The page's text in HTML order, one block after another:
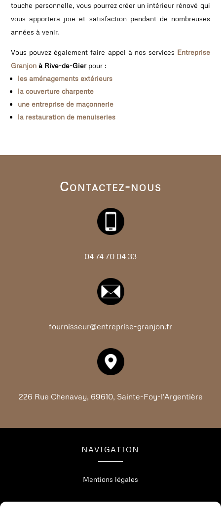
touche personnelle, vous pourrez créer un intérieur rénové qui
vous apportera joie et satisfaction pendant de nombreuses
années à venir.
Vous pouvez également faire appel à nos services Entreprise
Granjon à Rive-de-Gier pour :
les aménagements extérieurs
la couverture charpente
une entreprise de maçonnerie
la restauration de menuiseries
Contactez-nous
04 74 70 04 33
fournisseur@entreprise-granjon.fr
226 Rue Chenavay, 69610, Sainte-Foy-l'Argentière
NAVIGATION
Mentions légales